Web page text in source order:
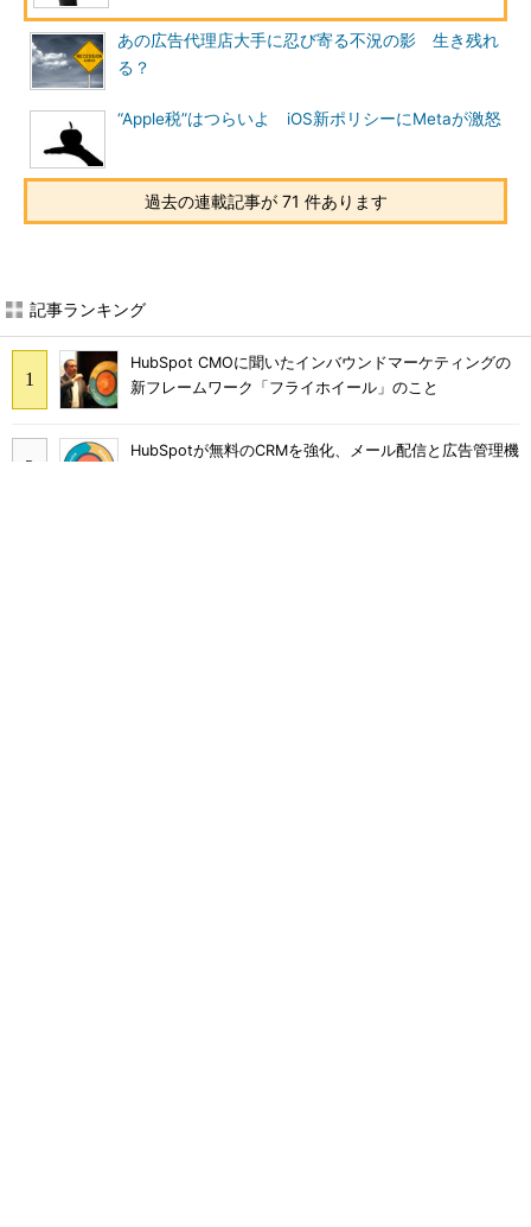
あの広告代理店大手に忍び寄る不況の影 生き残れ
る？
“Apple税”はつらいよ iOS新ポリシーにMetaが激怒
過去の連載記事が 71 件あります
記事ランキング
HubSpot CMOに聞いたインバウンドマーケティングの
新フレームワーク「フライホイール」のこと
HubSpotが無料のCRMを強化、メール配信と広告管理機